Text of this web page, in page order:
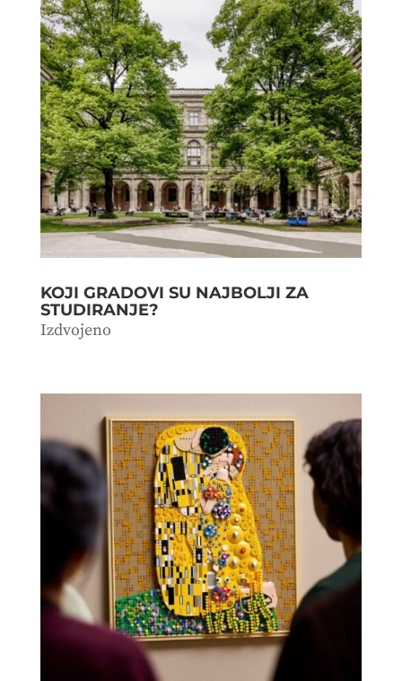
KOJI GRADOVI SU NAJBOLJI ZA
STUDIRANJE?
Izdvojeno